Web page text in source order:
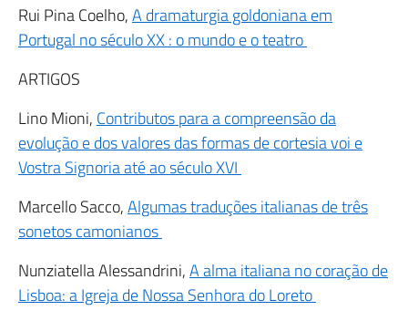
Rui Pina Coelho,A dramaturgia goldoniana em
Portugal no século XX : o mundo e o teatro
ARTIGOS
Lino Mioni, Contributos para a compreensão da
evolução e dos valores das formas de cortesia voi e
Vostra Signoria até ao século XVI
Marcello Sacco,Algumas traduções italianas de três
sonetos camonianos
Nunziatella Alessandrini,A alma italiana no coração de
Lisboa: a Igreja de Nossa Senhora do Loreto